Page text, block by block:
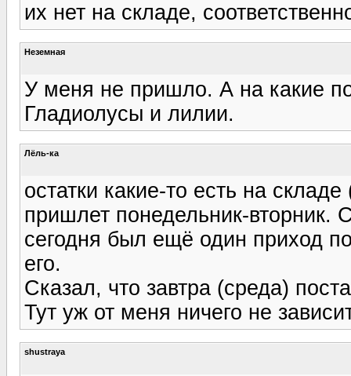
их нет на складе,
Неземная
У меня не пришло. А на какие
Гладиолусы и лилии.
Лёль-ка
остатки какие-то есть на
пришлет понедельник-вторник.
сегодня был ещё один приход
его.
Сказал, что завтра (среда)
Тут уж от меня ничего не
shustraya